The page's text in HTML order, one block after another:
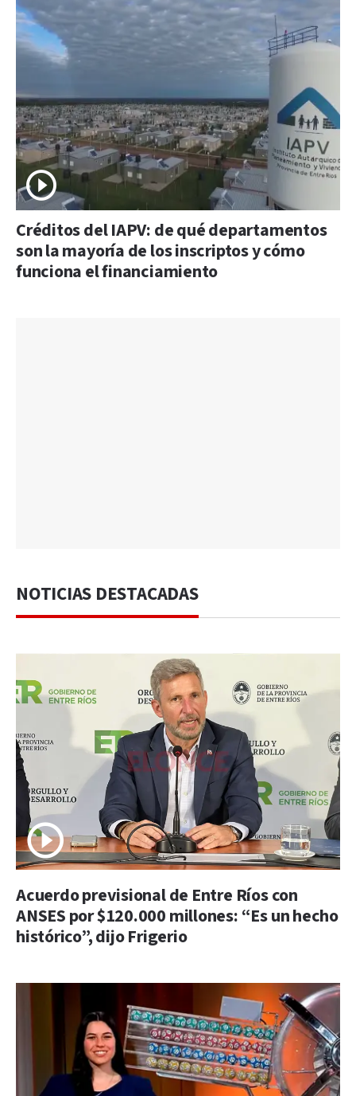
Créditos del IAPV: de qué departamentos
son la mayoría de los inscriptos y cómo
funciona el financiamiento
NOTICIAS DESTACADAS
Acuerdo previsional de Entre Ríos con
ANSES por $120.000 millones: “Es un hecho
histórico”, dijo Frigerio